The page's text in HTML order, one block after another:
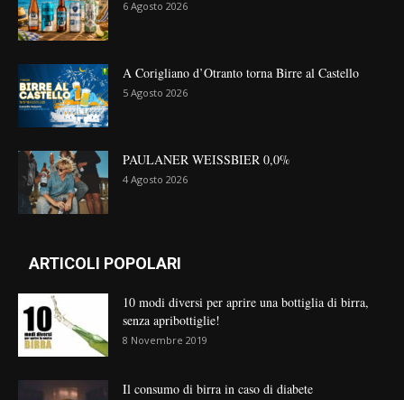
6 Agosto 2026
A Corigliano d’Otranto torna Birre al Castello
5 Agosto 2026
PAULANER WEISSBIER 0,0%
4 Agosto 2026
ARTICOLI POPOLARI
10 modi diversi per aprire una bottiglia di birra,
senza apribottiglie!
8 Novembre 2019
Il consumo di birra in caso di diabete